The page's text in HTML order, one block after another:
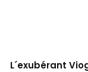
L´exubérant